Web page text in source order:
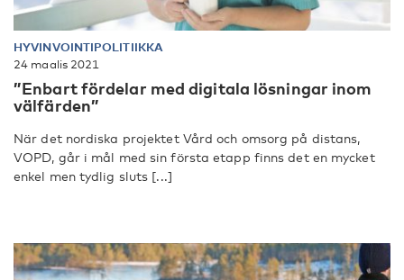
HYVINVOINTIPOLITIIKKA
24 maalis 2021
”Enbart fördelar med digitala lösningar inom
välfärden”
När det nordiska projektet Vård och omsorg på distans,
VOPD, går i mål med sin första etapp finns det en mycket
enkel men tydlig sluts [...]